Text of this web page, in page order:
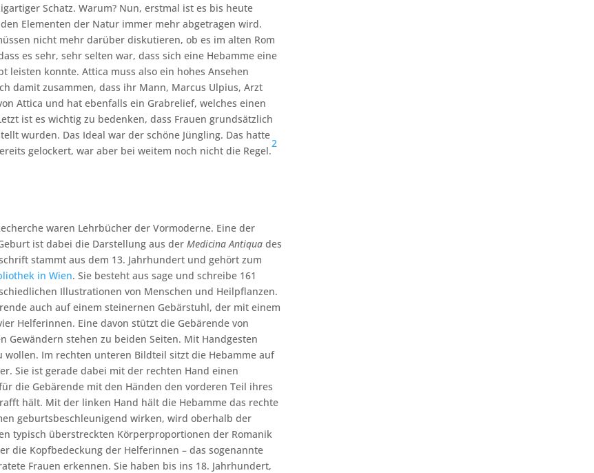
Schatz. Warum? Nun, erstmal ist es bis heute
Elementen der Natur immer mehr abgetragen wird.
nicht mehr darüber diskutieren, ob es im alten Rom
es sehr, sehr selten war, dass sich eine Hebamme eine
leisten konnte. Attica muss also ein hohes Ansehen
damit zusammen, dass ihr Mann, Marcus Ulpius, Arzt
Attica und hat ebenfalls ein Grabrelief, welches einen
ist es wichtig zu bedenken, dass Frauen grundsätzlich
wurden. Das Ideal war der schöne Jüngling. Das hatte
gelockert, war aber bei weitem noch nicht die Regel.
2
waren Lehrbücher der Vormoderne. Eine der
ist dabei die Darstellung aus der Medicina Antiquades
stammt aus dem 13. Jahrhundert und gehört zum
in Wien. Sie besteht aus sage und schreibe 161
Illustrationen von Menschen und Heilpflanzen.
auch auf einem steinernen Gebärstuhl, der mit einem
Helferinnen. Eine davon stützt die Gebärende von
Gewändern stehen zu beiden Seiten. Mit Handgesten
wollen. Im rechten unteren Bildteil sitzt die Hebamme auf
Sie ist gerade dabei mit der rechten Hand einen
die Gebärende mit den Händen den vorderen Teil ihres
hält. Mit der linken Hand hält die Hebamme das rechte
geburtsbeschleunigend wirken, wird oberhalb der
typisch überstreckten Körperproportionen der Romanik
die Kopfbedeckung der Helferinnen – das sogenannte
Frauen erkennen. Sie haben bis ins 18. Jahrhundert,